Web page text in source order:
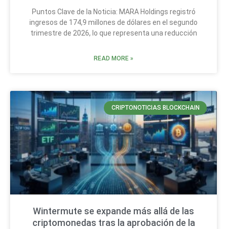
Puntos Clave de la Noticia: MARA Holdings registró
ingresos de 174,9 millones de dólares en el segundo
trimestre de 2026, lo que representa una reducción
READ MORE »
CRIPTONOTICIAS BLOCKCHAIN
Wintermute se expande más allá de las
criptomonedas tras la aprobación de la